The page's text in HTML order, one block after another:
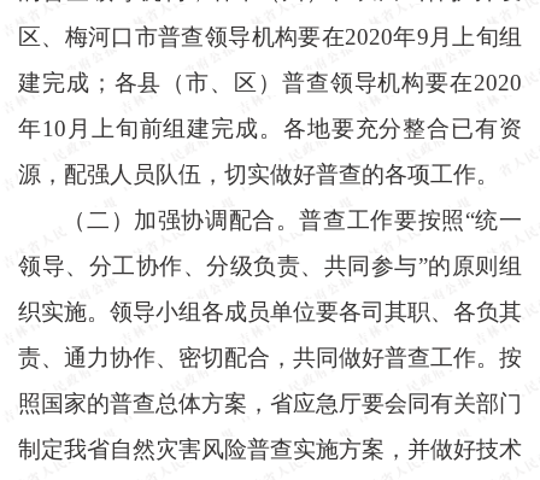
区、梅河口市普查领导机构要在2020年9月上旬组
建完成；各县（市、区）普查领导机构要在2020
年10月上旬前组建完成。各地要充分整合已有资
源，配强人员队伍，切实做好普查的各项工作。
（二）加强协调配合。普查工作要按照“统一
领导、分工协作、分级负责、共同参与”的原则组
织实施。领导小组各成员单位要各司其职、各负其
责、通力协作、密切配合，共同做好普查工作。按
照国家的普查总体方案，省应急厅要会同有关部门
制定我省自然灾害风险普查实施方案，并做好技术